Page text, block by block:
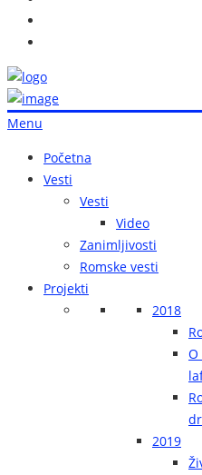
Menu
Početna
Vesti
Vesti
Video
Zanimljivosti
Romske vesti
Projekti
2018
O
2019